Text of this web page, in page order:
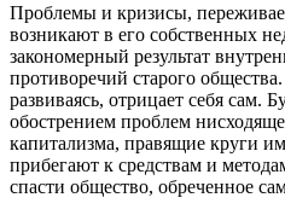
Проблемы и кризисы,
возникают в его собственных
закономерный результат
противоречий старого
развиваясь, отрицает себя сам.
обострением проблем
капитализма, правящие круги
прибегают к средствам и
спасти общество, обреченное